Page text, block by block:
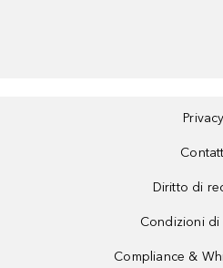
Privacy
Diritto di
Condizioni di
Compliance &